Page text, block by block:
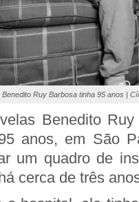
Benedito Ruy Barbosa tinha 95 anos |
Benedito
anos, em São
um quadro de
cerca de três